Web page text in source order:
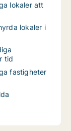
lokaler att
lokaler i
tid
fastigheter